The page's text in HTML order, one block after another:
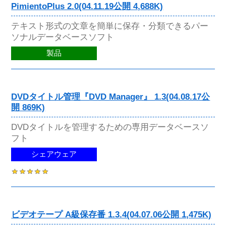
PimientoPlus 2.0(04.11.19公開 4,688K)
テキスト形式の文章を簡単に保存・分類できるパー
ソナルデータベースソフト
製品
DVDタイトル管理『DVD Manager』 1.3(04.08.17公
開 869K)
DVDタイトルを管理するための専用データベースソ
フト
シェアウェア
ビデオテープ A級保存番 1.3.4(04.07.06公開 1,475K)